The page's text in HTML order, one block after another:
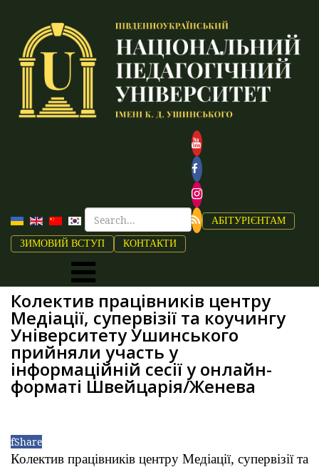
АБІТУРІЄНТАМ
ЗИМОВИЙ ВСТУП КОНТАКТИ
Колектив працівників центру
Медіації, супервізії та коучингу
Університету Ушинського
прийняли участь у
інформаційній сесії у онлайн-
форматі Швейцарія/Женева
fShare
Колектив працівників центру Медіації, супервізії та